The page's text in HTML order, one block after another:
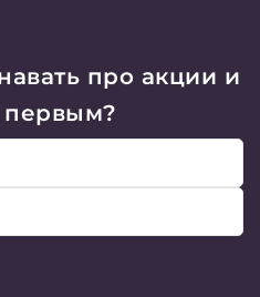
про акции и
первым?